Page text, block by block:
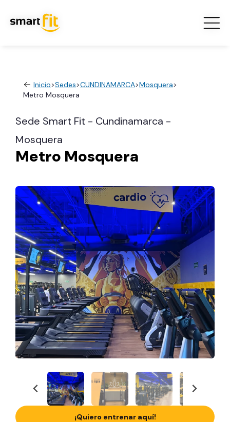
Inicio>Sedes>CUNDINAMARCA>Mosquera>
Metro Mosquera
Sede Smart Fit - Cundinamarca -
Mosquera
Metro Mosquera
¡Quiero entrenar aquí!